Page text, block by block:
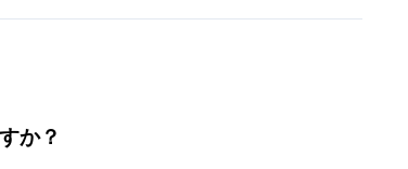
か？